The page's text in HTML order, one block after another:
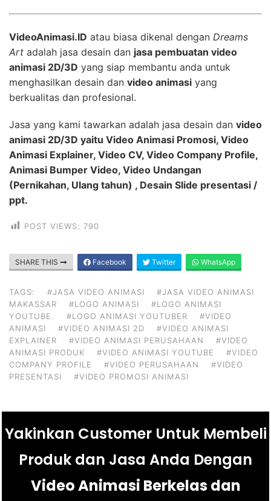
VideoAnimasi.ID atau biasa dikenal dengan Dreams
Art adalah jasa desain dan jasa pembuatan video
animasi 2D/3D yang siap membantu anda untuk
menghasilkan desain dan video animasi yang
berkualitas dan profesional.
Jasa yang kami tawarkan adalah jasa desain dan video
animasi 2D/3D yaitu Video Animasi Promosi, Video
Animasi Explainer, Video CV, Video Company Profile,
Animasi Bumper Video, Video Undangan
(Pernikahan, Ulang tahun) , Desain Slide presentasi /
ppt.
POST VIEWS: 790
SHARE THIS Facebook Twitter WhatsApp
TAGS: #JASA VIDEO ANIMASI
#JASA VIDEO ANIMASI
MAKASSAR
#LOGO ANIMASI
#LOGO ANIMASI
YOUTUBE.
#LOGO ANIMASI YOUTUBER
#VIDEO
ANIMASI
#VIDEO ANIMASI 2D
#VIDEO ANIMASI
EXPLAINER
#VIDEO ANIMASI PERUSAHAAN
#VIDEO
ANIMASI PRODUK
#VIDEO ANIMASI YOUTUBE
#VIDEO
COMPANY PROFILE
#VIDEO PERUSAHAAN
#VIDEO
PRESENTASI
#VIDEO PROMOSI ANIMASI
Yakinkan Customer Untuk Membeli
Produk dan Jasa Anda Dengan
Video Animasi Berkelas dan